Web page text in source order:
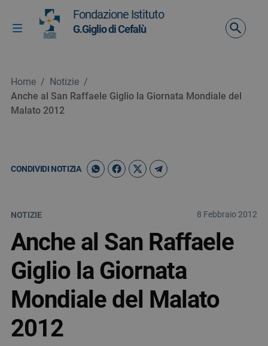
Vai ai contenuti
Vai al menu di navigazione
Vai al footer
Attiva / disattiva la navigazione
Fondazione Istituto
G.Giglio di Cefalù
Home / Notizie /
Anche al San Raffaele Giglio la Giornata Mondiale del
Malato 2012
CONDIVIDI NOTIZIA
NOTIZIE 8 Febbraio 2012
Anche al San Raffaele
Giglio la Giornata
Mondiale del Malato
2012